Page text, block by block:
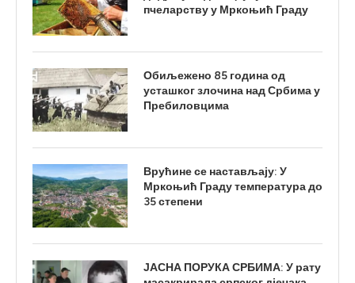
пчеларству у Мркоњић Граду
Обиљежено 85 година од
усташког злочина над Србима у
Пребиловцима
Врућине се настављају: У
Мркоњић Граду температура до
35 степени
ЈАСНА ПОРУКА СРБИМА: У рату